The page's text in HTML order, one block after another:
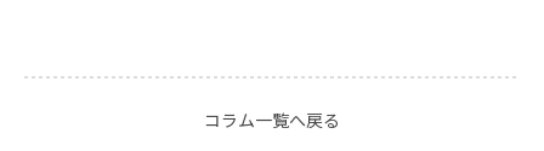
コラム一覧へ戻る